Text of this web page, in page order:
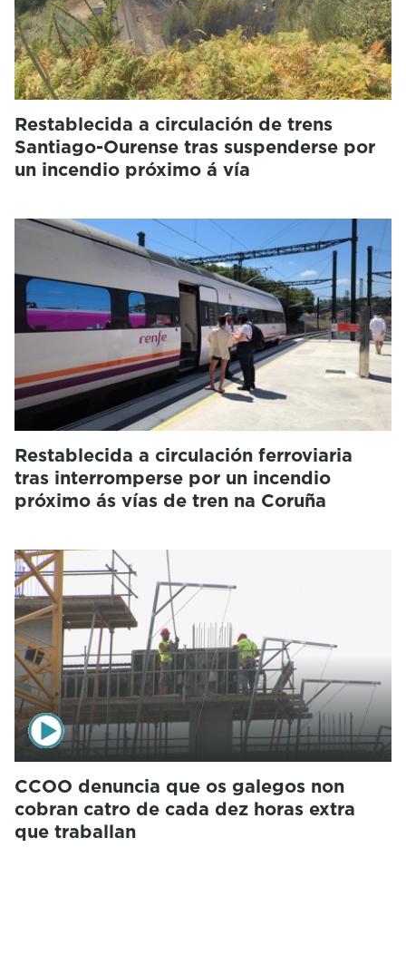
Restablecida a circulación de trens
Santiago-Ourense tras suspenderse por
un incendio próximo á vía
Restablecida a circulación ferroviaria
tras interromperse por un incendio
próximo ás vías de tren na Coruña
CCOO denuncia que os galegos non
cobran catro de cada dez horas extra
que traballan